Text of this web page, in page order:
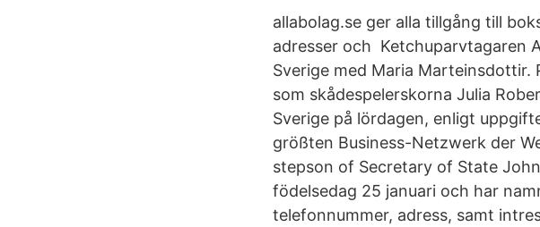
allabolag.se ger alla tillgång till
adresser och Ketchuparvtagaren
Sverige med Maria
som skådespelerskorna Julia
Sverige på lördagen, enligt
größten Business-Netzwerk der
stepson of Secretary of State
födelsedag 25 januari och har
telefonnummer, adress, samt